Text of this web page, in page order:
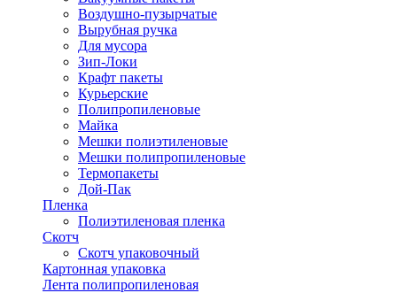
Воздушно-пузырчатые
Вырубная ручка
Для мусора
Зип-Локи
Крафт пакеты
Курьерские
Полипропиленовые
Майка
Мешки полиэтиленовые
Мешки полипропиленовые
Термопакеты
Дой-Пак
Пленка
Полиэтиленовая пленка
Скотч
Скотч упаковочный
Картонная упаковка
Лента полипропиленовая